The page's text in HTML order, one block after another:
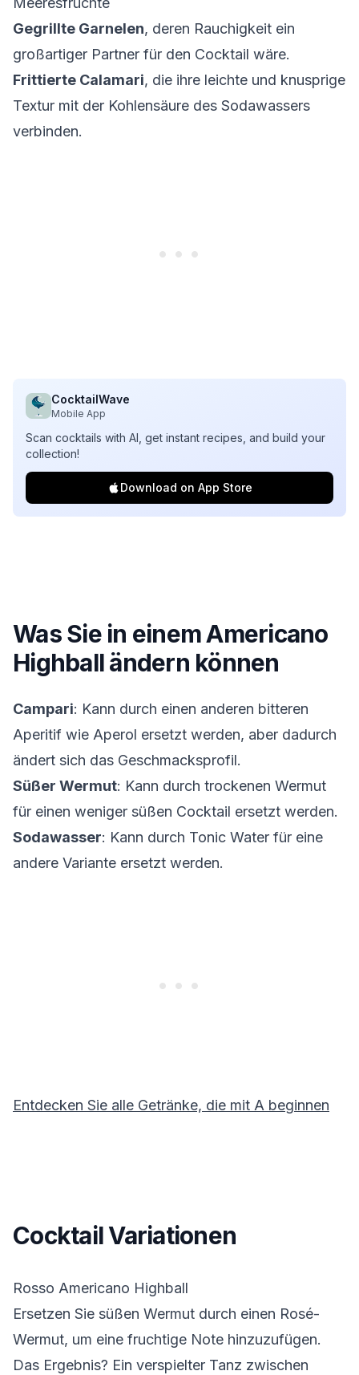
Gegrillte Garnelen, deren Rauchigkeit ein
großartiger Partner für den Cocktail wäre.
Frittierte Calamari, die ihre leichte und knusprige
Textur mit der Kohlensäure des Sodawassers
verbinden.
CocktailWave
Mobile App
Scan cocktails with AI, get instant recipes, and build your
collection!
Download on App Store
Was Sie in einemAmericano
Highballändern können
Campari: Kann durch einen anderen bitteren
Aperitif wie Aperol ersetzt werden, aber dadurch
ändert sich das Geschmacksprofil.
Süßer Wermut: Kann durch trockenen Wermut
für einen weniger süßen Cocktail ersetzt werden.
Sodawasser: Kann durch Tonic Water für eine
andere Variante ersetzt werden.
Entdecken Sie alle Getränke, die mit A beginnen
Cocktail Variationen
Rosso Americano Highball
Ersetzen Sie süßen Wermut durch einen Rosé-
Wermut, um eine fruchtige Note hinzuzufügen.
Das Ergebnis? Ein verspielter Tanz zwischen